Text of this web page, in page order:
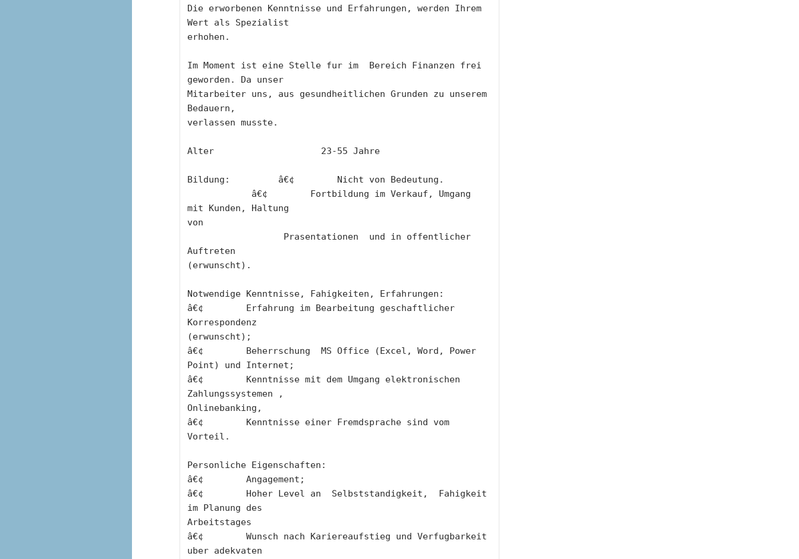
Die erworbenen Kenntnisse und Erfahrungen, werden Ihrem
Wert als Spezialist
erhohen.
Im Moment ist eine Stelle fur im  Bereich Finanzen frei
geworden. Da unser
Mitarbeiter uns, aus gesundheitlichen Grunden zu unserem
Bedauern,
verlassen musste.
Alter                    23-55 Jahre
Bildung:         â€¢        Nicht von Bedeutung.
mit Kunden, Haltung
von
Auftreten
(erwunscht).
Notwendige Kenntnisse, Fahigkeiten, Erfahrungen:
â€¢        Erfahrung im Bearbeitung geschaftlicher
Korrespondenz
(erwunscht);
â€¢        Beherrschung  MS Office (Excel, Word, Power
Point) und Internet;
â€¢        Kenntnisse mit dem Umgang elektronischen
Zahlungssystemen ,
Onlinebanking,
â€¢        Kenntnisse einer Fremdsprache sind vom
Vorteil.
Personliche Eigenschaften:
â€¢        Angagement;
â€¢        Hoher Level an  Selbststandigkeit,  Fahigkeit
im Planung des
Arbeitstages
â€¢        Wunsch nach Kariereaufstieg und Verfugbarkeit
uber adekvaten